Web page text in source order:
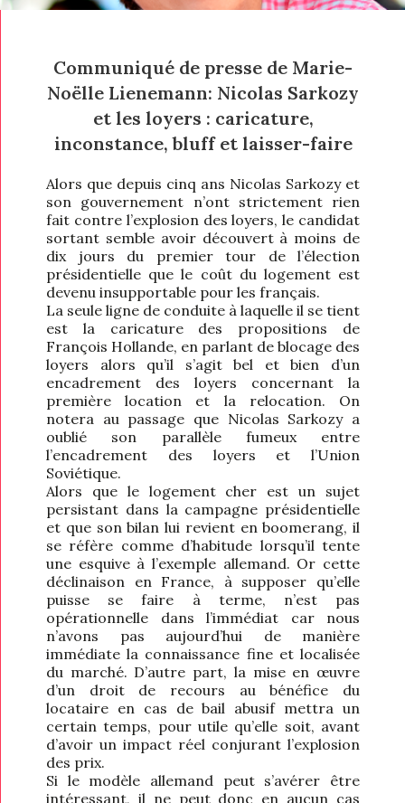
Communiqué de presse de Marie-
Noëlle Lienemann: Nicolas Sarkozy
et les loyers : caricature,
inconstance, bluff et laisser-faire
Alors que depuis cinq ans Nicolas Sarkozy et
son gouvernement n’ont strictement rien
fait contre l’explosion des loyers, le candidat
sortant semble avoir découvert à moins de
dix jours du premier tour de l’élection
présidentielle que le coût du logement est
devenu insupportable pour les français.
La seule ligne de conduite à laquelle il se tient
est la caricature des propositions de
François Hollande, en parlant de blocage des
loyers alors qu’il s’agit bel et bien d’un
encadrement des loyers concernant la
première location et la relocation. On
notera au passage que Nicolas Sarkozy a
oublié son parallèle fumeux entre
l’encadrement des loyers et l’Union
Soviétique.
Alors que le logement cher est un sujet
persistant dans la campagne présidentielle
et que son bilan lui revient en boomerang, il
se réfère comme d’habitude lorsqu’il tente
une esquive à l’exemple allemand. Or cette
déclinaison en France, à supposer qu’elle
puisse se faire à terme, n’est pas
opérationnelle dans l’immédiat car nous
n’avons pas aujourd’hui de manière
immédiate la connaissance fine et localisée
du marché. D’autre part, la mise en œuvre
d’un droit de recours au bénéfice du
locataire en cas de bail abusif mettra un
certain temps, pour utile qu’elle soit, avant
d’avoir un impact réel conjurant l’explosion
des prix.
Si le modèle allemand peut s’avérer être
intéressant, il ne peut donc en aucun cas